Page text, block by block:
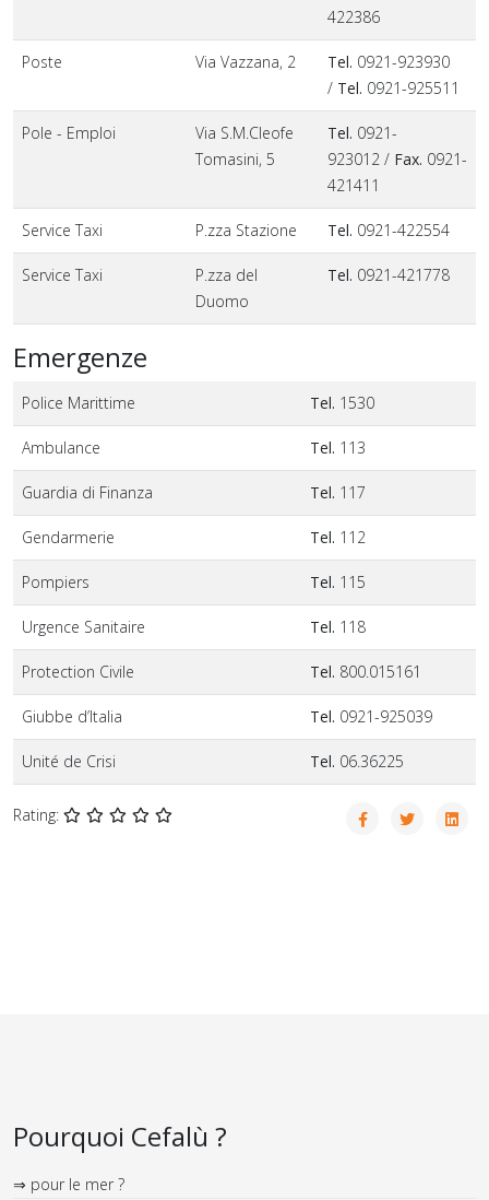
422386
Poste Via Vazzana, 2 Tel. 0921-923930
/ Tel. 0921-925511
Pole - Emploi
Via S.M.Cleofe
Tomasini, 5
Tel. 0921-
923012 / Fax. 0921-
421411
Service Taxi P.zza Stazione Tel. 0921-422554
Service Taxi
P.zza del
Duomo
Tel. 0921-421778
Emergenze
Police Marittime Tel. 1530
Ambulance Tel. 113
Guardia di Finanza Tel. 117
Gendarmerie Tel. 112
Pompiers Tel. 115
Urgence Sanitaire Tel. 118
Protection Civile Tel. 800.015161
Giubbe d’Italia Tel. 0921-925039
Unité de Crisi Tel. 06.36225
Rating:
Pourquoi Cefalù ?
⇒ pour le mer ?